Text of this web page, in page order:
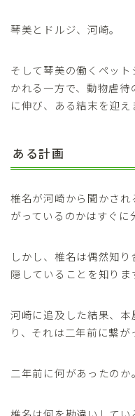
琴美とドルジ、河崎。
そして琴美の働くペッ
かれる一方で、動物虐
に伸び、ある結末を迎え
ある計画
椎名が河崎から聞かさ
がっているのかはすぐに
しかし、椎名は偶然知
隠していることを知りま
河崎に追及した結果、
り、それは二年前に繋が
二年前に何があったのか。